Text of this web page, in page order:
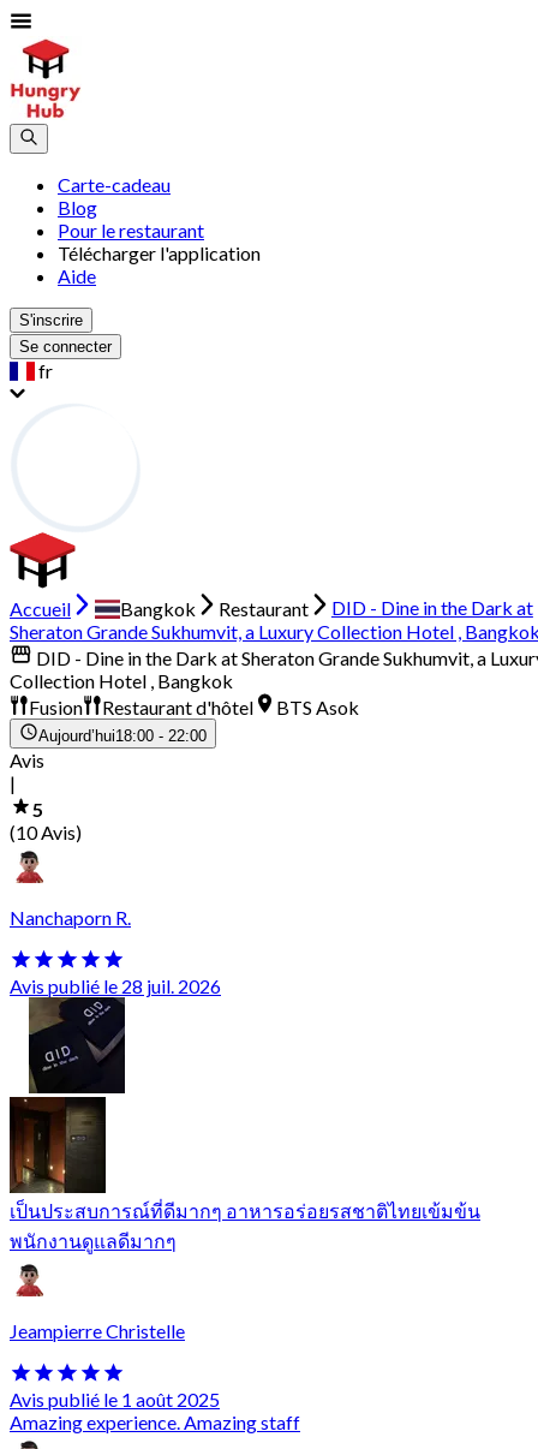
Carte-cadeau
Blog
Pour le restaurant
Télécharger l'application
Aide
S'inscrire
Se connecter
fr
Accueil Bangkok Restaurant
DID - Dine in the Dark at
Sheraton Grande Sukhumvit, a Luxury Collection Hotel ,
DID - Dine in the Dark at Sheraton Grande Sukhumvit, a
Collection Hotel , Bangkok
Fusion
Restaurant d'hôtel BTS Asok
Aujourd’hui18:00 - 22:00
Avis
|
5
(10 Avis)
Nanchaporn R.
Avis publié le 28 juil. 2026
เป็นประสบการณ์ที่ดีมากๆ อาหารอร่อยรสชาติไทยเข้มข้น
พนักงานดูแลดีมากๆ
Jeampierre Christelle
Avis publié le 1 août 2025
Amazing experience. Amazing staff